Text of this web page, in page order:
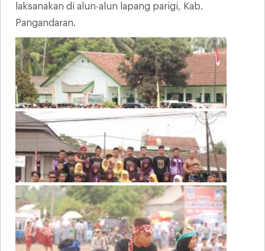
laksanakan di alun-alun lapang parigi, Kab.
Pangandaran.